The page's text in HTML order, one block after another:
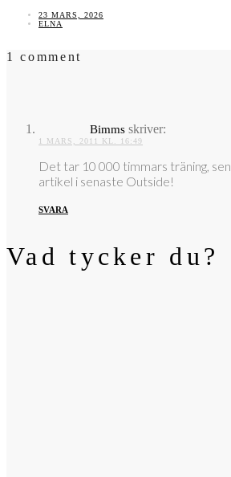
23 MARS, 2026
ELNA
1 comment
Bimms skriver:
1 MARS, 2011 KL. 16:49
Det tar 10 000 timmars träning,
artikel i senaste Outside!
SVARA
Vad tycker du?